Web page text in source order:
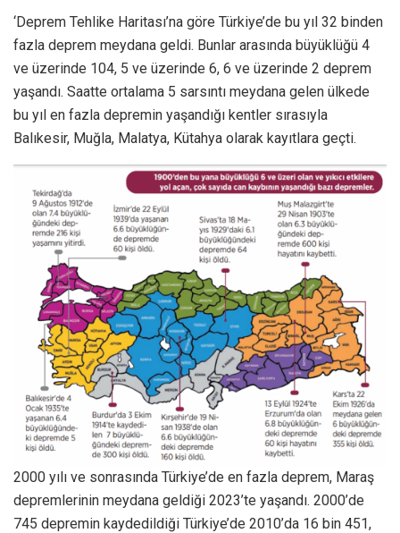
‘Deprem Tehlike Haritası’na göre Türkiye’de bu yıl 32 binden
fazla deprem meydana geldi. Bunlar arasında büyüklüğü 4
ve üzerinde 104, 5 ve üzerinde 6, 6 ve üzerinde 2 deprem
yaşandı. Saatte ortalama 5 sarsıntı meydana gelen ülkede
bu yıl en fazla depremin yaşandığı kentler sırasıyla
Balıkesir, Muğla, Malatya, Kütahya olarak kayıtlara geçti.
2000 yılı ve sonrasında Türkiye’de en fazla deprem, Maraş
depremlerinin meydana geldiği 2023’te yaşandı. 2000’de
745 depremin kaydedildiği Türkiye’de 2010’da 16 bin 451,